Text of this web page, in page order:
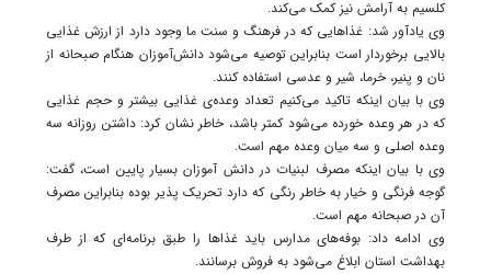
کلسیم به آرامش نیز کمک می‌کند.
وی یادآور شد: غذاهایی که در فرهنگ و سنت ما وجود دارد از ارزش غذایی
بالایی برخوردار است بنابراین توصیه می‌شود دانش‌آموزان هنگام صبحانه از
نان و پنیر، خرما، شیر و عدسی استفاده کنند.
وی با بیان اینکه تاکید می‌کنیم تعداد وعده‌ی غذایی بیشتر و حجم غذایی
که در هر وعده خورده می‌شود کمتر باشد، خاطر نشان کرد: داشتن روزانه سه
وعده اصلی و سه میان وعده مهم است.
وی با بیان اینکه مصرف لبنیات در دانش آموزان بسیار پایین است، گفت:
گوجه فرنگی و خیار به خاطر رنگی که دارد تحریک پذیر بوده بنابراین مصرف
آن در صبحانه مهم است.
وی ادامه داد: بوفه‌های مدارس باید غذاها را طبق برنامه‌ای که از طرف
بهداشت استان‌ ابلاغ می‌شود به فروش برسانند.